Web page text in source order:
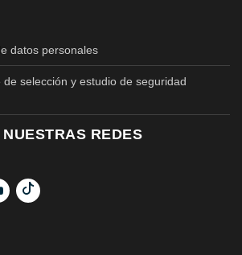
datos personales
selección y estudio de seguridad
REDES